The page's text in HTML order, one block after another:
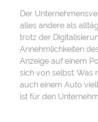
Der
alles andere als
trotz der
Annehmlichkeiten
Anzeige auf einem
sich von selbst. Was
auch einem Auto
ist für den